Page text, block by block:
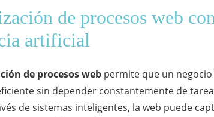
de procesos web con
artificial
de procesos web permite que un
sin depender constantemente de
de sistemas inteligentes, la web puede